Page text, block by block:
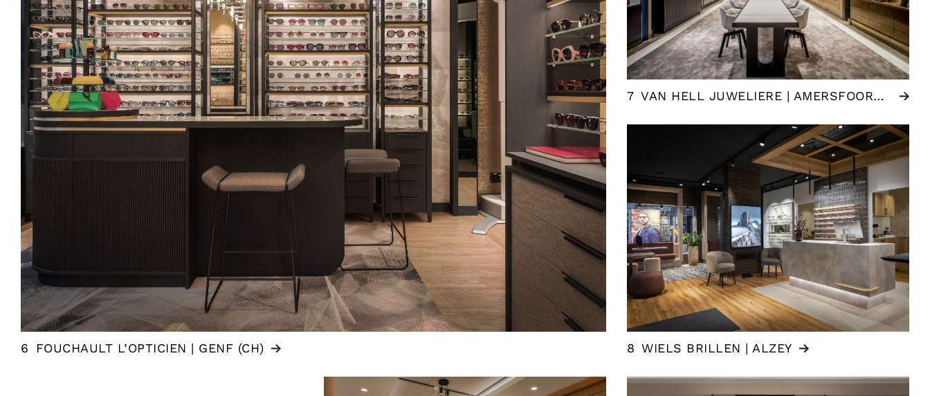
6 FOUCHAULT L’OPTICIEN | GENF (CH)
7 VAN HELL JUWELIERE | AMERSFOORT (NL)
8 WIELS BRILLEN | ALZEY